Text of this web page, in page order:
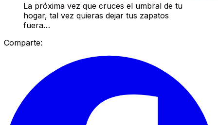
La próxima vez que cruces el umbral de tu
hogar, tal vez quieras dejar tus zapatos
fuera…
Comparte: